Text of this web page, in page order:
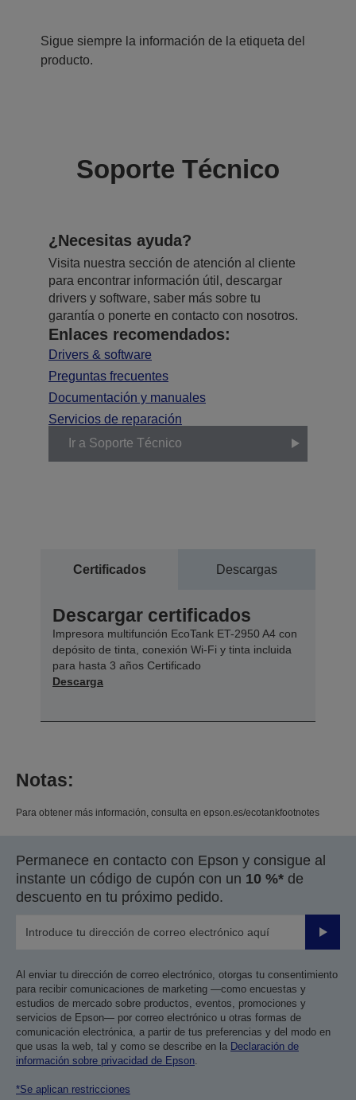
Sigue siempre la información de la etiqueta del
producto.
Soporte Técnico
¿Necesitas ayuda?
Visita nuestra sección de atención al cliente
para encontrar información útil, descargar
drivers y software, saber más sobre tu
garantía o ponerte en contacto con nosotros.
Enlaces recomendados:
Drivers & software
Preguntas frecuentes
Documentación y manuales
Servicios de reparación
Ir a Soporte Técnico
Certificados Descargas
Descargar certificados
Impresora multifunción EcoTank ET-2950 A4 con
depósito de tinta, conexión Wi-Fi y tinta incluida
para hasta 3 años Certificado
Descarga
Notas:
Para obtener más información, consulta en epson.es/ecotankfootnotes
Permanece en contacto con Epson y consigue al
instante un código de cupón con un 10 %* de
descuento en tu próximo pedido.
Enviar
Al enviar tu dirección de correo electrónico, otorgas tu consentimiento
para recibir comunicaciones de marketing —como encuestas y
estudios de mercado sobre productos, eventos, promociones y
servicios de Epson— por correo electrónico u otras formas de
comunicación electrónica, a partir de tus preferencias y del modo en
que usas la web, tal y como se describe en la Declaración de
información sobre privacidad de Epson
*Se aplican restricciones